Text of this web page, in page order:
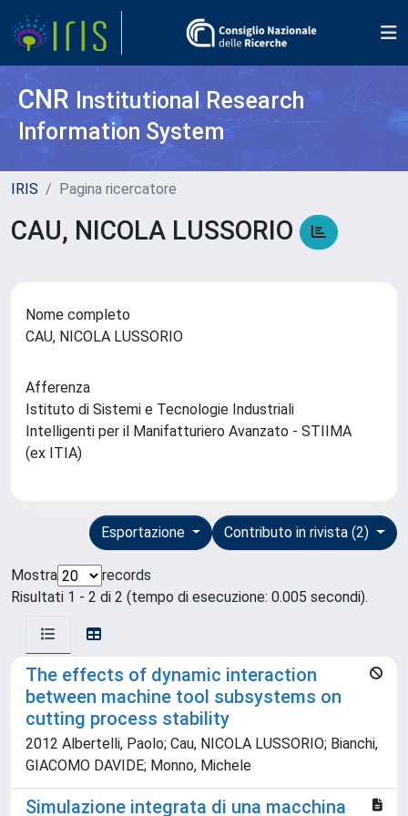
CNR Institutional Research
Information System
IRIS Pagina ricercatore
CAU, NICOLA LUSSORIO
Nome completo
CAU, NICOLA LUSSORIO
Afferenza
Istituto di Sistemi e Tecnologie Industriali
Intelligenti per il Manifatturiero Avanzato - STIIMA
(ex ITIA)
Contributo in rivista (2)
Esportazione
Mostra
records
Risultati 1 - 2 di 2 (tempo di esecuzione: 0.005 secondi).
The effects of dynamic interaction
between machine tool subsystems on
cutting process stability
2012 Albertelli, Paolo; Cau, NICOLA LUSSORIO; Bianchi,
GIACOMO DAVIDE; Monno, Michele
Simulazione integrata di una macchina